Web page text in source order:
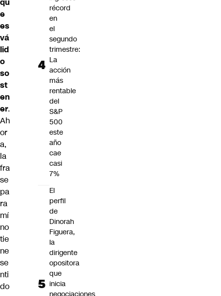
e
es
vá
lid
o
so
st
en
er.
Ah
or
a,
la
fra
se
pa
ra
mí
no
tie
ne
se
nti
do
récord
en
el
segundo
trimestre:
La
acción
más
rentable
del
S&P
500
este
año
cae
casi
7%
El
perfil
de
Dinorah
Figuera,
la
dirigente
opositora
que
inicia
negociaciones